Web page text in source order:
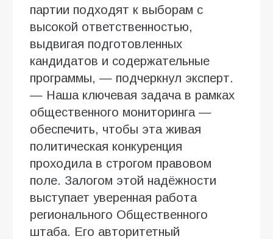
партии подходят к выборам с
высокой ответственностью,
выдвигая подготовленных
кандидатов и содержательные
программы, — подчеркнул эксперт.
— Наша ключевая задача в рамках
общественного мониторинга —
обеспечить, чтобы эта живая
политическая конкуренция
проходила в строгом правовом
поле. Залогом этой надёжности
выступает уверенная работа
регионального Общественного
штаба. Его авторитетный